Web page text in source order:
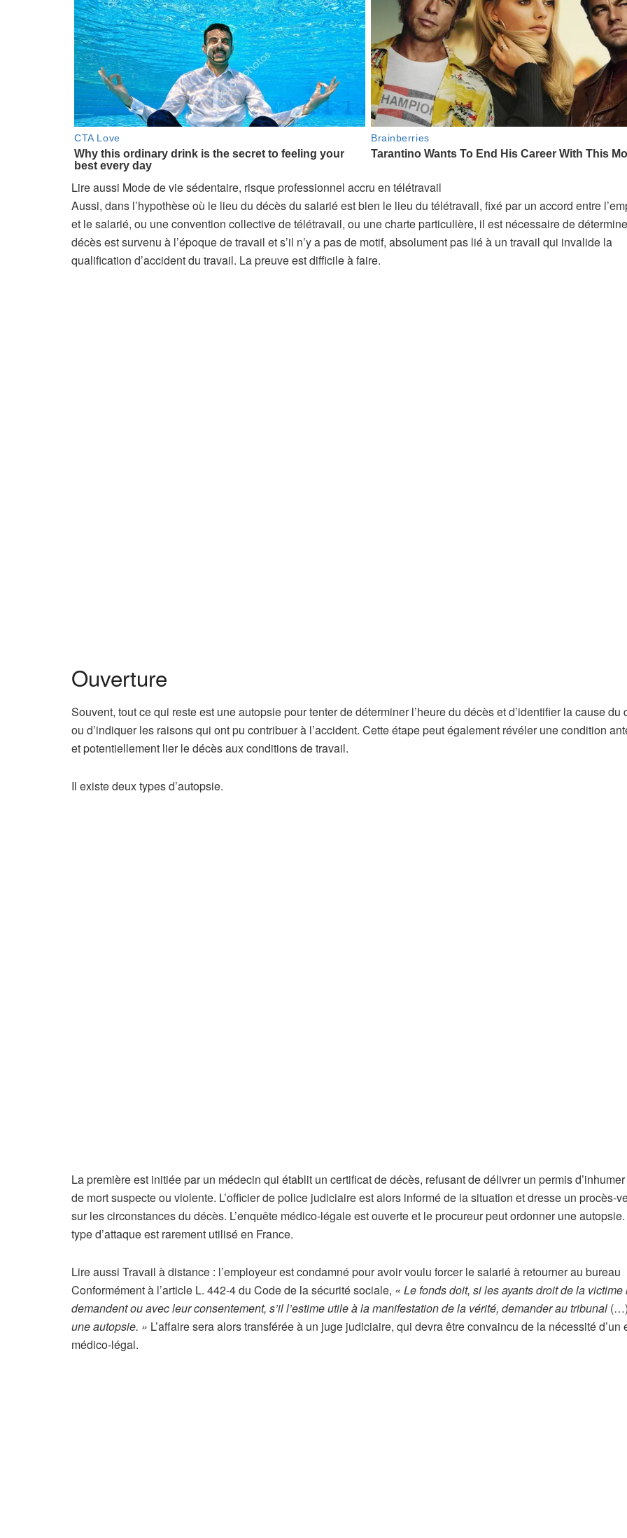
Lire aussi A
r
t
i
c
Mode de vie sédentaire, risque professionnel accru en télétravail
Aussi, dans l’hypothèse où le lieu du décès du salarié est bien le lieu du télétravail, fixé par un accord entre
et le salarié, ou une convention collective de télétravail, ou une charte particulière, il est nécessaire de
décès est survenu à l’époque de travail et s’il n’y a pas de motif, absolument pas lié à un travail qui invalide la
qualification d’accident du travail. La preuve est difficile à faire.
Ouverture
Souvent, tout ce qui reste est une autopsie pour tenter de déterminer l’heure du décès et d’identifier la cause du
ou d’indiquer les raisons qui ont pu contribuer à l’accident. Cette étape peut également révéler une condition
et potentiellement lier le décès aux conditions de travail.
Il existe deux types d’autopsie.
La première est initiée par un médecin qui établit un certificat de décès, refusant de délivrer un permis
de mort suspecte ou violente. L’officier de police judiciaire est alors informé de la situation et dresse un procès-
sur les circonstances du décès. L’enquête médico-légale est ouverte et le procureur peut ordonner une
type d’attaque est rarement utilisé en France.
Lire aussi A
r
t
i
c
Travail à distance : l’employeur est condamné pour avoir voulu forcer le salarié à retourner au bureau
Conformément à l’article L. 442-4 du Code de la sécurité sociale, « Le fonds doit, si les ayants droit de la victime
demandent ou avec leur consentement, s’il l’estime utile à la manifestation de la vérité, demander au tribunal (…)
une autopsie. » L’affaire sera alors transférée à un juge judiciaire, qui devra être convaincu de la nécessité d’un
médico-légal.